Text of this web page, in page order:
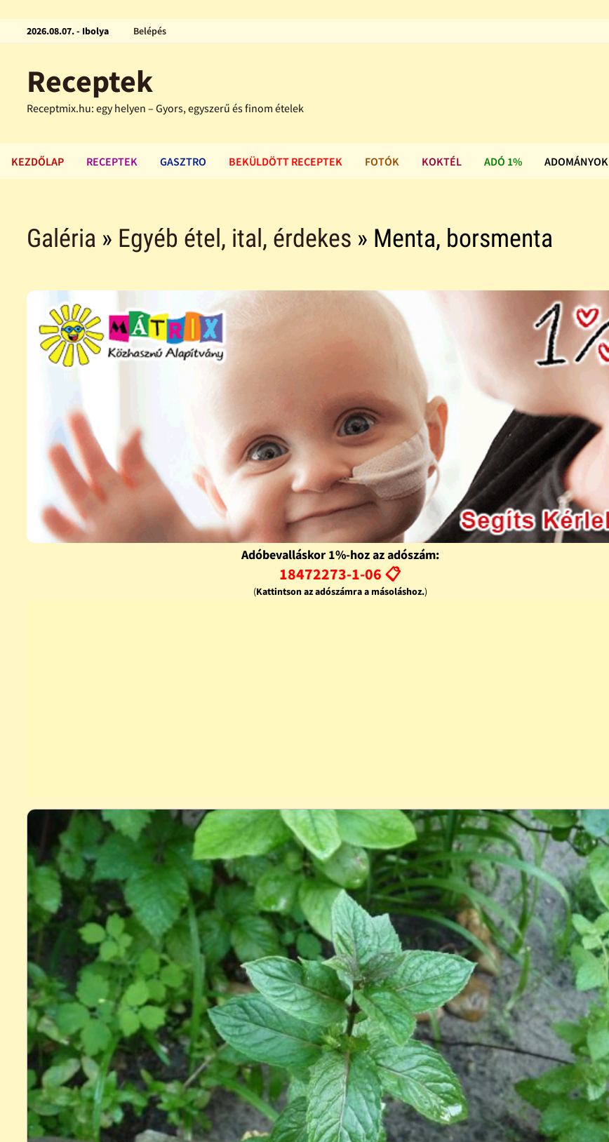
2026.08.07. - Ibolya Belépés
Receptek
Receptmix.hu: egy helyen – Gyors, egyszerű és finom ételek
KEZDŐLAP RECEPTEK GASZTRO BEKÜLDÖTT RECEPTEK FOTÓK KOKTÉL ADÓ 1% ADOMÁNYOK
Galéria » Egyéb étel, ital, érdekes » Menta, borsmenta
Adóbevalláskor 1%-hoz az adószám:
18472273-1-06 📋
(Kattintson az adószámra a másoláshoz.)